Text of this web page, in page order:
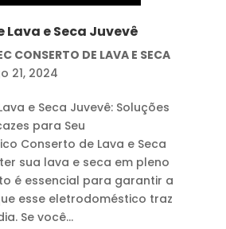
Lava e Seca Juvevê
CONSERTO DE LAVA E SECA
21, 2024
e Seca Juvevê: Soluções
para Seu
Conserto de Lava e Seca
sua lava e seca em pleno
é essencial para garantir a
esse eletrodoméstico traz
Se você...